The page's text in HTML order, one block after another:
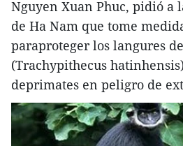
Nguyen Xuan Phuc, pidió a
de Ha Nam que tome
paraproteger los langures
(Trachypithecus
deprimates en peligro de